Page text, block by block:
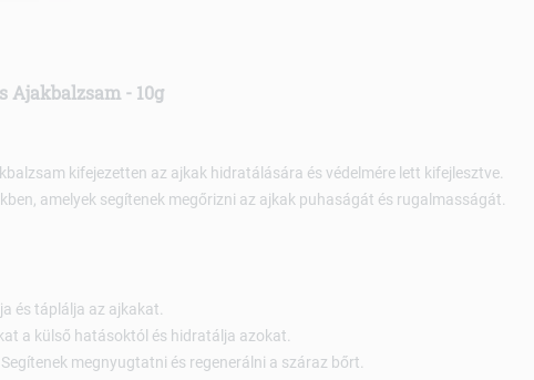
Ajakbalzsam - 10g
kifejezetten az ajkak hidratálására és védelmére lett kifejlesztve.
amelyek segítenek megőrizni az ajkak puhaságát és rugalmasságát.
és táplálja az ajkakat.
a külső hatásoktól és hidratálja azokat.
Segítenek megnyugtatni és regenerálni a száraz bőrt.